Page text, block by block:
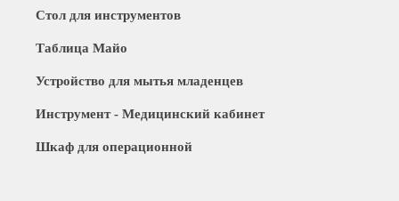
Стол для инструментов
Таблица Майо
Устройство для мытья младенцев
Инструмент - Медицинский кабинет
Шкаф для операционной